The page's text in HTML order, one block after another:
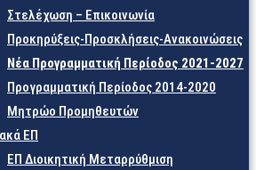
Στελέχωση – Επικοινωνία
Προκηρύξεις-Προσκλήσεις-Ανακοινώσεις
Νέα Προγραμματική Περίοδος 2021-2027
Προγραμματική Περίοδος 2014-2020
Μητρώο Προμηθευτών
ΕΠ
ΕΠ Διοικητική Μεταρρύθμιση